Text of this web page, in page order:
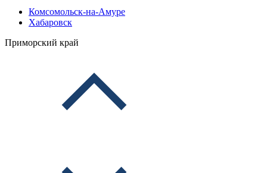
Комсомольск-на-Амуре
Хабаровск
Приморский край